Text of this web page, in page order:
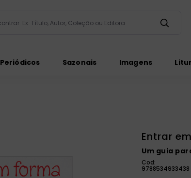
Periódicos Sazonais Imagens
Entrar
Um guia
Cod:
9788534933438